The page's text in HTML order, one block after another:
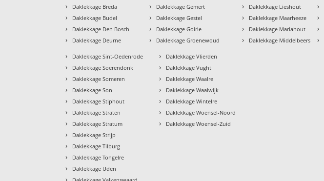
› Daklekkage Breda
› Daklekkage Budel
› Daklekkage Den Bosch
› Daklekkage Deurne
› Daklekkage Gemert
› Daklekkage Gestel
› Daklekkage Goirle
› Daklekkage Groenewoud
› Daklekkage Lieshout
› Daklekkage Maarheeze
› Daklekkage Mariahout
› Daklekkage Middelbeers
›
›
›
›
› Daklekkage Sint-Oedenrode
› Daklekkage Soerendonk
› Daklekkage Someren
› Daklekkage Son
› Daklekkage Stiphout
› Daklekkage Straten
› Daklekkage Stratum
› Daklekkage Strijp
› Daklekkage Tilburg
› Daklekkage Tongelre
› Daklekkage Uden
›
› Daklekkage Vlierden
› Daklekkage Vught
› Daklekkage Waalre
› Daklekkage Waalwijk
› Daklekkage Wintelre
› Daklekkage Woensel-Noord
› Daklekkage Woensel-Zuid